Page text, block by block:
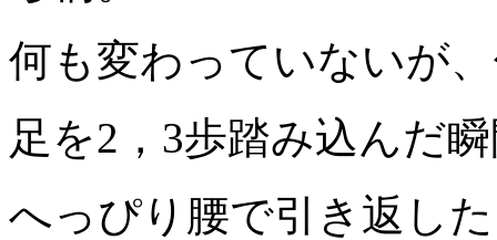
何も変わっていないが
足を2，3歩踏み込んだ
へっぴり腰で引き返し